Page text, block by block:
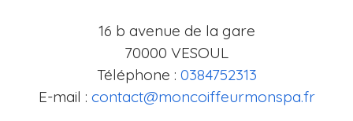
16 b avenue de la gare
70000 VESOUL
Téléphone : 0384752313
E-mail : contact@moncoiffeurmonspa.fr